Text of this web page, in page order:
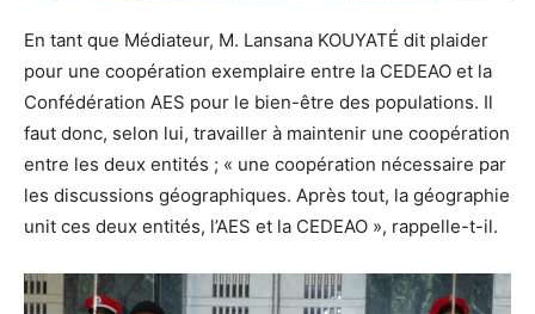
En tant que Médiateur, M. Lansana KOUYATÉ dit plaider
pour une coopération exemplaire entre la CEDEAO et la
Confédération AES pour le bien-être des populations. Il
faut donc, selon lui, travailler à maintenir une coopération
entre les deux entités ; « une coopération nécessaire par
les discussions géographiques. Après tout, la géographie
unit ces deux entités, l’AES et la CEDEAO », rappelle-t-il.